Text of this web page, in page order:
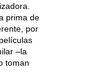
prima de
por
–la
toman